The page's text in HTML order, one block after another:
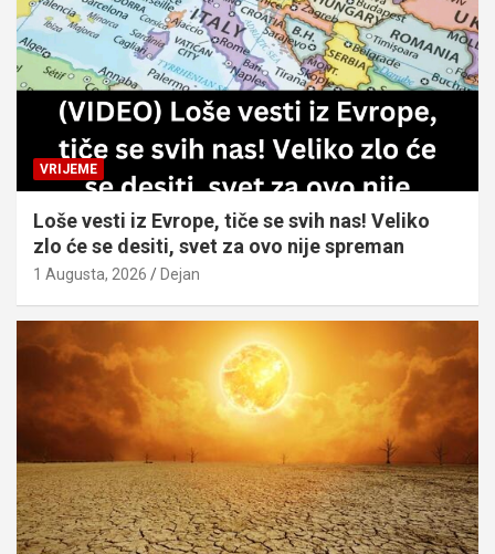
VRIJEME
Loše vesti iz Evrope, tiče se svih nas! Veliko
zlo će se desiti, svet za ovo nije spreman
1 Augusta, 2026 Dejan